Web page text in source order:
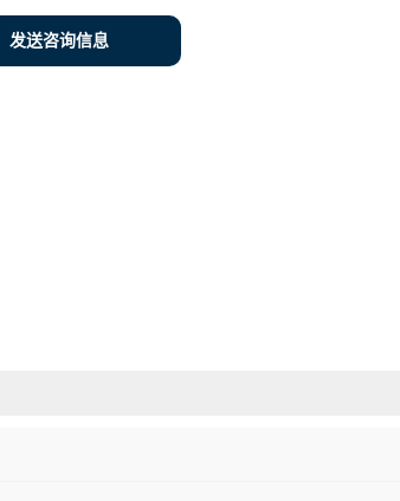
发送咨询信息